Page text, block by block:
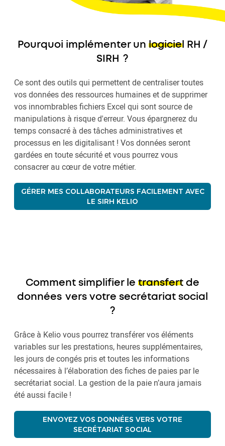
Pourquoi implémenter un logiciel RH /
SIRH ?
Ce sont des outils qui permettent de centraliser toutes
vos données des ressources humaines et de supprimer
vos innombrables fichiers Excel qui sont source de
manipulations à risque d'erreur. Vous épargnerez du
temps consacré à des tâches administratives et
processus en les digitalisant ! Vos données seront
gardées en toute sécurité et vous pourrez vous
consacrer au cœur de votre métier.
GÉRER MES COLLABORATEURS FACILEMENT AVEC
LE SIRH KELIO
Comment simplifier le transfert de
données vers votre secrétariat social
?
Grâce à Kelio vous pourrez transférer vos éléments
variables sur les prestations, heures supplémentaires,
les jours de congés pris et toutes les informations
nécessaires à l’élaboration des fiches de paies par le
secrétariat social. La gestion de la paie n’aura jamais
été aussi facile !
ENVOYEZ VOS DONNÉES VERS VOTRE
SECRÉTARIAT SOCIAL